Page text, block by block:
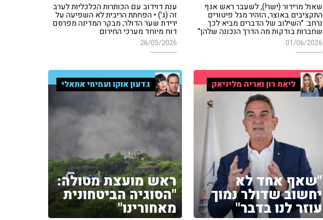
שאול מרידור (ישר!), לשעבר ראש אגף
התקציבים באוצר, הזהיר מגל פיטורים
נרחב: "השילוב של הדברים מביא לכך
שחברות בודקות מה הדרך הנכונה שלהן"
01/06/2026
ענת דוידוב עם הכותרות הכלכליות לערב
זה (ג') • הפחתת הריבית לא השפיעה על
ירידת שער הדולר; מבקר המדינה מפרסם
דוח מיוחד מערכי החירום
26/05/2026
ליאת רון ואריה מליניאק
"שאף אחד לא
יחשוב שדולר נמוך
עוזר לנו בדבר"
גדעון אוקו ועמיחי אתאלי
ראש מועצת מטולה:
"הסוגיה הביטחונית
מאחורינו"